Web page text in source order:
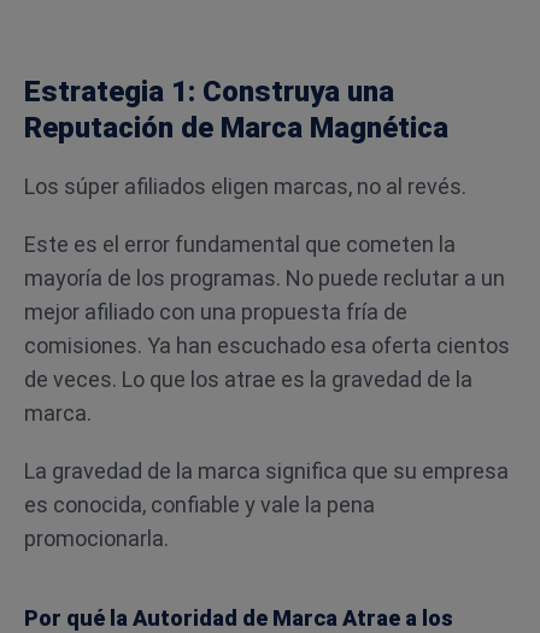
Estrategia 1: Construya una
Reputación de Marca Magnética
Los súper afiliados eligen marcas, no al revés.
Este es el error fundamental que cometen la
mayoría de los programas. No puede reclutar a un
mejor afiliado con una propuesta fría de
comisiones. Ya han escuchado esa oferta cientos
de veces. Lo que los atrae es la gravedad de la
marca.
La gravedad de la marca significa que su empresa
es conocida, confiable y vale la pena
promocionarla.
Por qué la Autoridad de Marca Atrae a los